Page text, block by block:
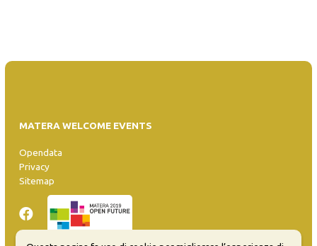
MATERA WELCOME EVENTS
Opendata
Privacy
Sitemap